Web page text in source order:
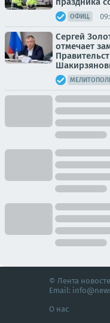
ОФИЦ.
Сергей
отмечает
© Лента
Email:
О нас